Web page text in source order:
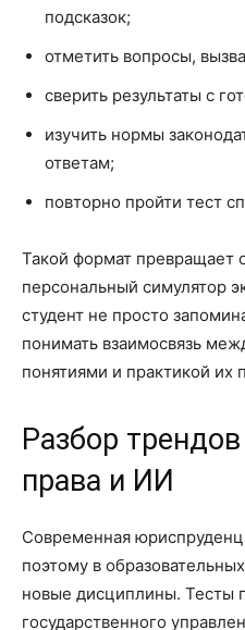
подсказок;
отметить вопросы,
сверить результаты с
изучить нормы
ответам;
повторно пройти тест
Такой формат превращает
персональный симулятор
студент не просто
понимать взаимосвязь
понятиями и практикой их
Разбор
права и ИИ
Современная
поэтому в
новые дисциплины. Тесты
государственного